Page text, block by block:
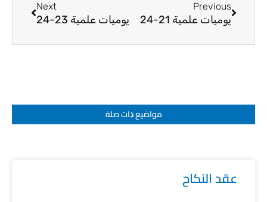
Previous
يوميات علمية 21-24
Next
يوميات علمية 23-24
مواضيع ﺫات صلة
عقد النكاح